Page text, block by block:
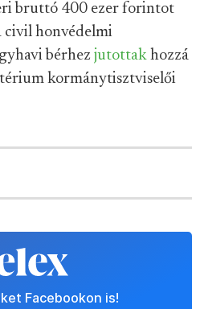
bruttó 400 ezer forintot
civil honvédelmi
bérhez jutottak hozzá
kormánytisztviselői
Facebookon is!